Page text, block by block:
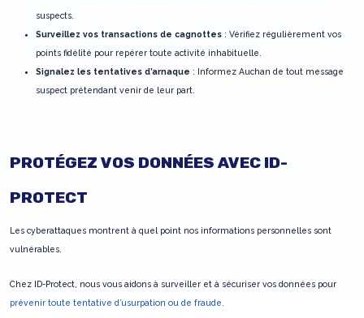
suspects.
Surveillez vos transactions de cagnottes : Vérifiez régulièrement vos
points fidélité pour repérer toute activité inhabituelle.
Signalez les tentatives d’arnaque : Informez Auchan de tout message
suspect prétendant venir de leur part.
PROTÉGEZ VOS DONNÉES AVEC ID-
PROTECT
Les cyberattaques montrent à quel point nos informations personnelles sont
vulnérables.
Chez ID-Protect, nous vous aidons à surveiller et à sécuriser vos données pour
prévenir toute tentative d’usurpation ou de fraude.